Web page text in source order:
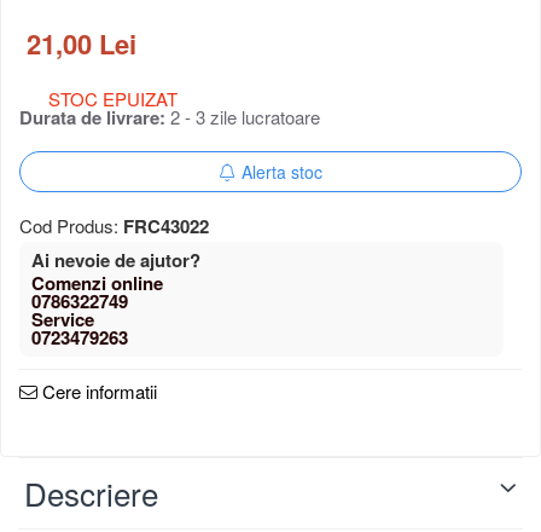
Schimbatoare fata
Manete schimbator si frana
Manete frana bicicleta
Manete schimbator bicicleta
Manete mixte frana - schimbator
21,00 Lei
STOC EPUIZAT
Durata de livrare: 2 - 3 zile lucratoare
Alerta stoc
Cod Produs: FRC43022
Ai nevoie de ajutor?
0786322749
0723479263
Cere informatii
Descriere